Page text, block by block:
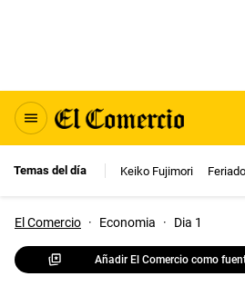
Temas del día Keiko Fujimori Feriado
El Comercio · Economia · Dia 1
Añadir El Comercio como